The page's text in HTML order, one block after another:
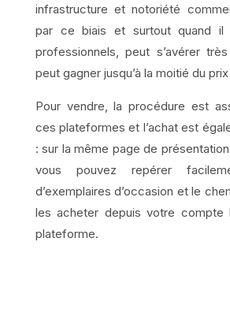
infrastructure et notoriété
par ce biais et surtout quand il
professionnels, peut s’avérer
peut gagner jusqu’à la moitié du
Pour vendre, la procédure est
ces plateformes et l’achat est
: sur la même page de
vous pouvez repérer
d’exemplaires d’occasion et le
les acheter depuis votre compte
plateforme.